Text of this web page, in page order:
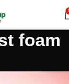
foam